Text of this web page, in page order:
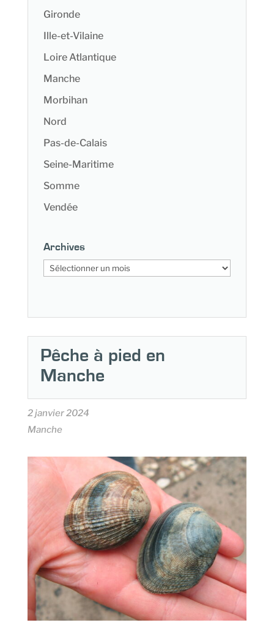
Gironde
Ille-et-Vilaine
Loire Atlantique
Manche
Morbihan
Nord
Pas-de-Calais
Seine-Maritime
Somme
Vendée
Archives
Archives
Pêche à pied en
Manche
2 janvier 2024
Manche